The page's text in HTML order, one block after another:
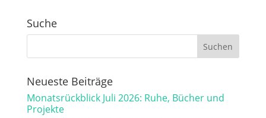
Suche
Neueste Beiträge
Monatsrückblick Juli 2026: Ruhe, Bücher und
Projekte